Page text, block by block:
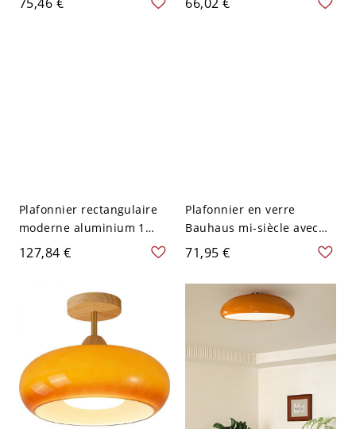
Orange 110 V-120 V
Orange 110 V-120 V 15,24
Plafonnier rectangulaire
moderne aluminium 1
lumière pour maternelle -
Orange 110 V-120 V
127,84 €
Plafonnier en verre
Bauhaus mi-siècle avec
baldaquin en bois massif
- Orange 110 V-120 V
71,95 €